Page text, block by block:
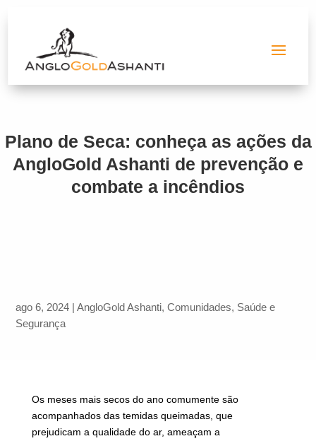
Plano de Seca: conheça as ações da
AngloGold Ashanti de prevenção e
combate a incêndios
ago 6, 2024 |AngloGold Ashanti,Comunidades, Saúde e
Segurança
Os meses mais secos do ano comumente são
acompanhados das temidas queimadas, que
prejudicam a qualidade do ar, ameaçam a